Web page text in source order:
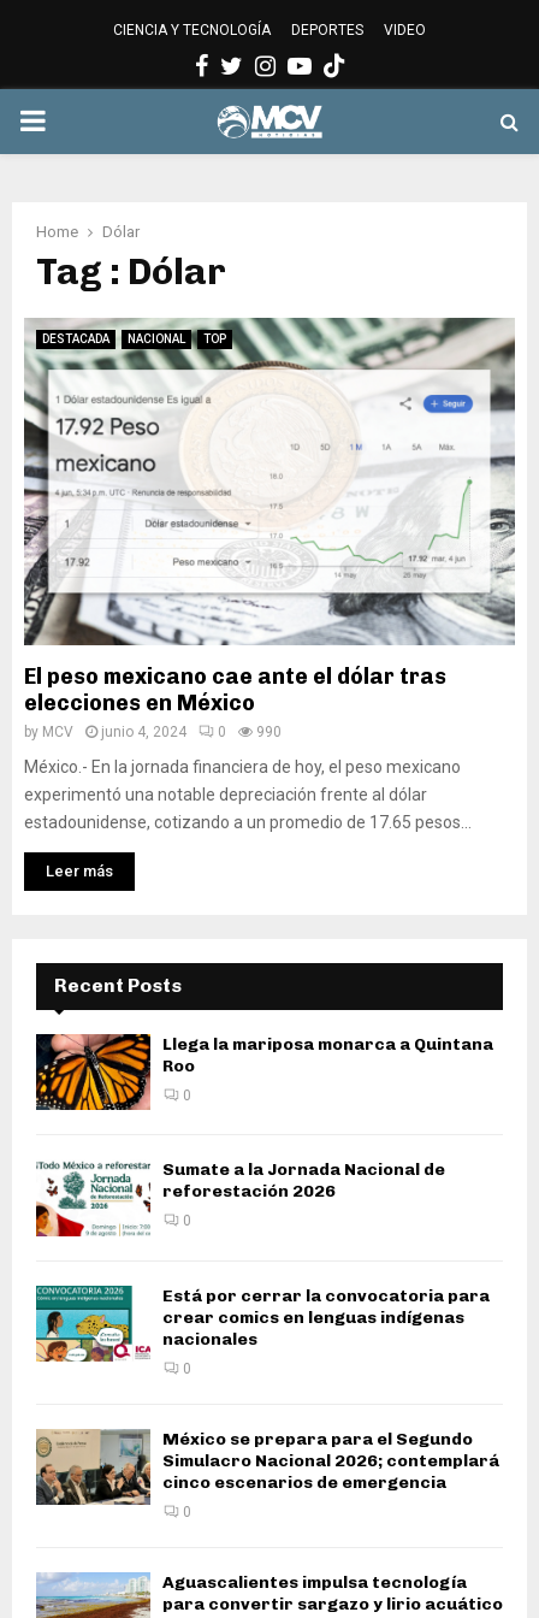
CIENCIA Y TECNOLOGÍA DEPORTES VIDEO
Facebook
Twitter
Instagram
Youtube
PRIMARY
Home Dólar
Tag : Dólar
DESTACADA NACIONAL TOP
El peso mexicano cae ante el dólar tras
elecciones en México
by MCV junio 4, 2024 0 990
México.- En la jornada financiera de hoy, el peso mexicano
experimentó una notable depreciación frente al dólar
estadounidense, cotizando a un promedio de 17.65 pesos...
Leer más
Recent Posts
Llega la mariposa monarca a Quintana
Roo
0
Sumate a la Jornada Nacional de
reforestación 2026
0
Está por cerrar la convocatoria para
crear comics en lenguas indígenas
nacionales
0
México se prepara para el Segundo
Simulacro Nacional 2026; contemplará
cinco escenarios de emergencia
0
Aguascalientes impulsa tecnología
para convertir sargazo y lirio acuático